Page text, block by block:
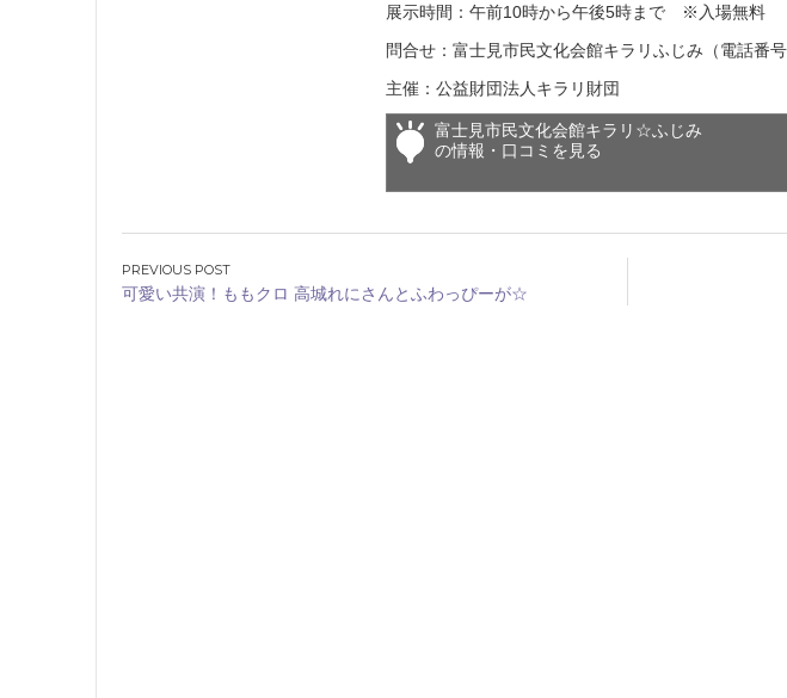
展示時間：午前10時から午後5時まで ※入場無料
問合せ：富士見市民文化会館キラリふじみ（電話番
主催：公益財団法人キラリ財団
富士見市民文化会館キラリ☆ふじみ
の情報・口コミを見る
投
稿
可愛い共演！ももクロ 高城れにさんとふわっぴーが☆